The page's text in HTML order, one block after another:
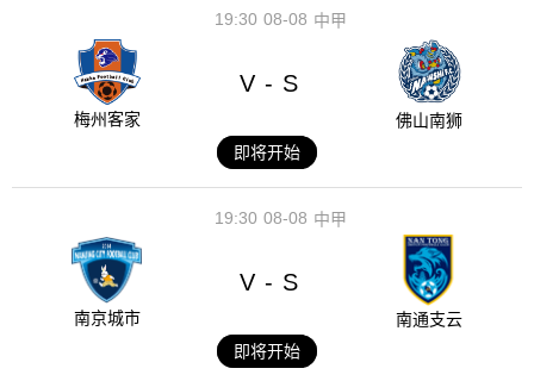
08-08
19:30 中甲
梅州客家
V - S
佛山南狮
即将开始
08-08
19:30 中甲
南京城市
V - S
南通支云
即将开始